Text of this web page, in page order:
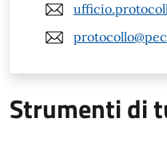
Strumenti di